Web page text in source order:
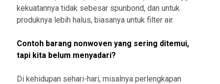
kekuatannya tidak sebesar spunbond, dan untuk
produknya lebih halus, biasanya untuk filter air.
Contoh barang nonwoven yang sering ditemui,
tapi kita belum menyadari?
Di kehidupan sehari-hari, misalnya perlengkapan